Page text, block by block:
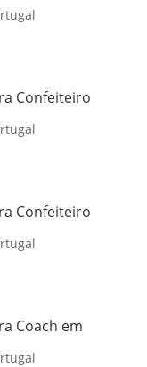
Confeiteiro
Confeiteiro
Coach em